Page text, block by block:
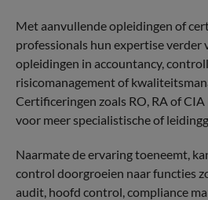
Met aanvullende opleidingen of
professionals hun expertise verder
opleidingen in accountancy,
risicomanagement of
Certificeringen zoals RO, RA of
voor meer specialistische of
Naarmate de ervaring toeneemt,
control doorgroeien naar functies
audit, hoofd control, compliance